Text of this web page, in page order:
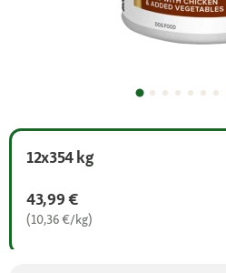
12x354 kg
43,99 €
(10,36 €/kg)